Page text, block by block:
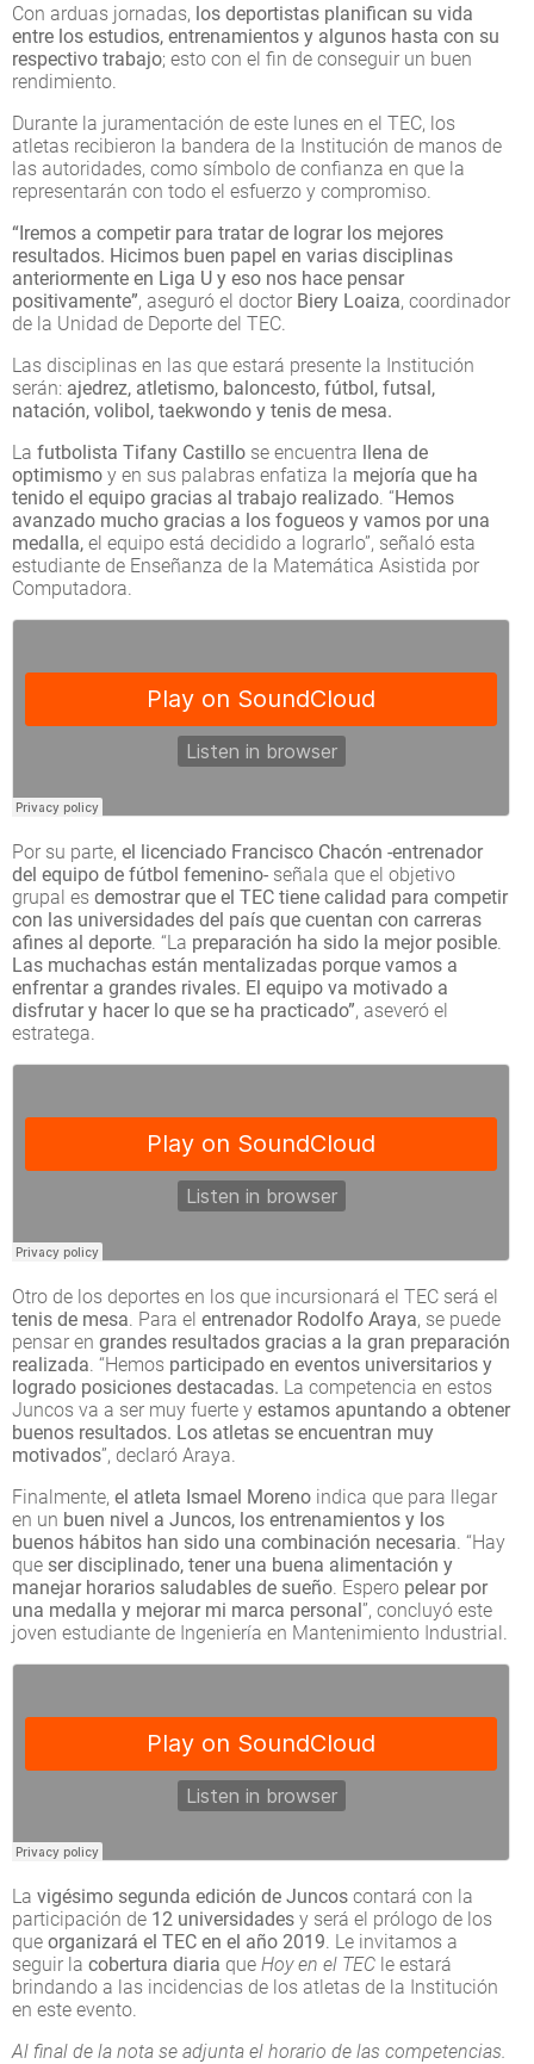
Con arduas jornadas, los deportistas planifican su vida
entre los estudios, entrenamientos y algunos hasta con su
respectivo trabajo; esto con el fin de conseguir un buen
rendimiento.
Durante la juramentación de este lunes en el TEC, los
atletas recibieron la bandera de la Institución de manos de
las autoridades, como símbolo de confianza en que la
representarán con todo el esfuerzo y compromiso.
“Iremos a competir para tratar de lograr los mejores
resultados. Hicimos buen papel en varias disciplinas
anteriormente en Liga U y eso nos hace pensar
positivamente”, aseguró el doctor Biery Loaiza, coordinador
de la Unidad de Deporte del TEC.
Las disciplinas en las que estará presente la Institución
serán: ajedrez, atletismo, baloncesto, fútbol, futsal,
natación, volibol, taekwondo y tenis de mesa.
La futbolista Tifany Castillo se encuentra llena de
optimismo y en sus palabras enfatiza la mejoría que ha
tenido el equipo gracias al trabajo realizado. “Hemos
avanzado mucho gracias a los fogueos y vamos por una
medalla, el equipo está decidido a lograrlo”, señaló esta
estudiante de Enseñanza de la Matemática Asistida por
Computadora.
Por su parte, el licenciado Francisco Chacón -entrenador
del equipo de fútbol femenino- señala que el objetivo
grupal es demostrar que el TEC tiene calidad para competir
con las universidades del país que cuentan con carreras
afines al deporte. “La preparación ha sido la mejor posible.
Las muchachas están mentalizadas porque vamos a
enfrentar a grandes rivales. El equipo va motivado a
disfrutar y hacer lo que se ha practicado”, aseveró el
estratega.
Otro de los deportes en los que incursionará el TEC será el
tenis de mesa. Para el entrenador Rodolfo Araya, se puede
pensar en grandes resultados gracias a la gran preparación
realizada. “Hemos participado en eventos universitarios y
logrado posiciones destacadas. La competencia en estos
Juncos va a ser muy fuerte y estamos apuntando a obtener
buenos resultados. Los atletas se encuentran muy
motivados”, declaró Araya.
Finalmente, el atleta Ismael Moreno indica que para llegar
en un buen nivel a Juncos, los entrenamientos y los
buenos hábitos han sido una combinación necesaria. “Hay
que ser disciplinado, tener una buena alimentación y
manejar horarios saludables de sueño. Espero pelear por
una medalla y mejorar mi marca personal”, concluyó este
joven estudiante de Ingeniería en Mantenimiento Industrial.
La vigésimo segunda edición de Juncos contará con la
participación de 12 universidades y será el prólogo de los
que organizará el TEC en el año 2019. Le invitamos a
seguir la cobertura diaria que Hoy en el TEC le estará
brindando a las incidencias de los atletas de la Institución
en este evento.
Al final de la nota se adjunta el horario de las competencias.